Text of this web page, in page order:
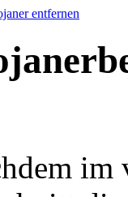
entfernen
im